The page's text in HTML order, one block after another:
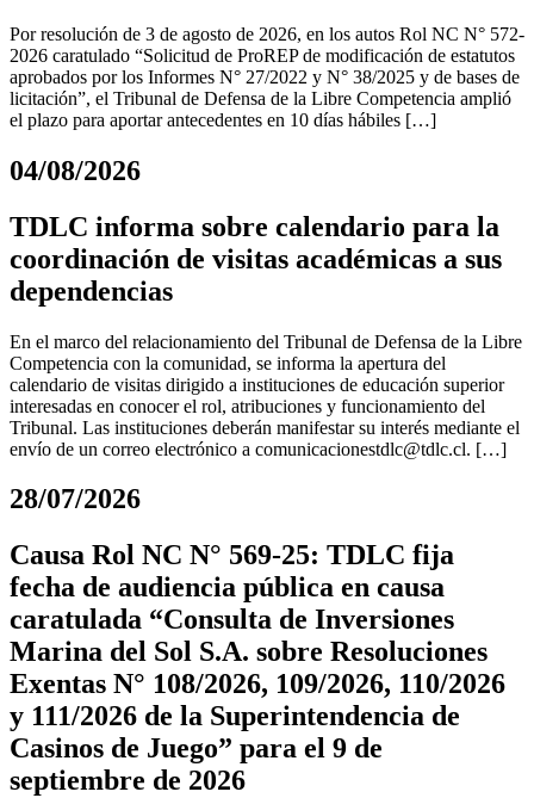
Por resolución de 3 de agosto de 2026, en los autos Rol NC N° 572-
2026 caratulado “Solicitud de ProREP de modificación de estatutos
aprobados por los Informes N° 27/2022 y N° 38/2025 y de bases de
licitación”, el Tribunal de Defensa de la Libre Competencia amplió
el plazo para aportar antecedentes en 10 días hábiles […]
04/08/2026
TDLC informa sobre calendario para la
coordinación de visitas académicas a sus
dependencias
En el marco del relacionamiento del Tribunal de Defensa de la Libre
Competencia con la comunidad, se informa la apertura del
calendario de visitas dirigido a instituciones de educación superior
interesadas en conocer el rol, atribuciones y funcionamiento del
Tribunal. Las instituciones deberán manifestar su interés mediante el
envío de un correo electrónico a comunicacionestdlc@tdlc.cl. […]
28/07/2026
Causa Rol NC N° 569-25: TDLC fija
fecha de audiencia pública en causa
caratulada “Consulta de Inversiones
Marina del Sol S.A. sobre Resoluciones
Exentas N° 108/2026, 109/2026, 110/2026
y 111/2026 de la Superintendencia de
Casinos de Juego” para el 9 de
septiembre de 2026